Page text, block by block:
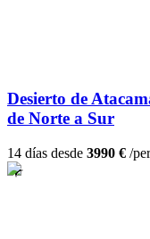
Desierto de
de Norte a Sur
14 días desde 3990 € /